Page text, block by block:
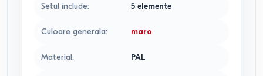
Setul include: 5 elemente
Culoare generala: maro
Material: PAL